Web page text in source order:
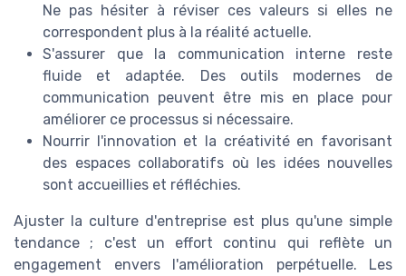
Ne pas hésiter à réviser ces valeurs si elles ne
correspondent plus à la réalité actuelle.
S'assurer que la communication interne reste
fluide et adaptée. Des outils modernes de
communication peuvent être mis en place pour
améliorer ce processus si nécessaire.
Nourrir l'innovation et la créativité en favorisant
des espaces collaboratifs où les idées nouvelles
sont accueillies et réfléchies.
Ajuster la culture d'entreprise est plus qu'une simple
tendance ; c'est un effort continu qui reflète un
engagement envers l'amélioration perpétuelle. Les